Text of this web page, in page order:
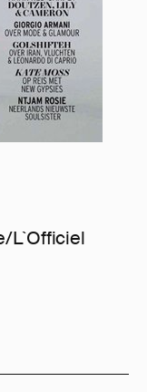
L`Officiel